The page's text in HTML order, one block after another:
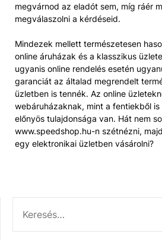
megvárnod az eladót sem, míg ráér
megválaszolni a kérdéseid.
Mindezek mellett természetesen
online áruházak és a klasszikus
ugyanis online rendelés esetén
garanciát az általad megrendelt
üzletben is tennék. Az online
webáruházaknak, mint a fentiekből
előnyös tulajdonsága van. Hát nem
www.speedshop.hu-n szétnézni,
egy elektronikai üzletben vásárolni?